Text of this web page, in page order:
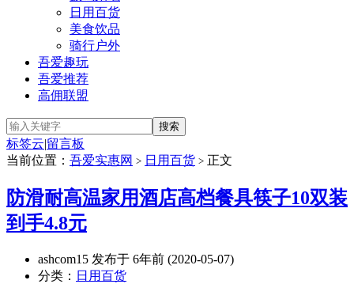
日用百货
美食饮品
骑行户外
吾爱趣玩
吾爱推荐
高佣联盟
标签云|留言板
当前位置： 吾爱实惠网 > 日用百货 > 正文
防滑耐高温家用酒店高档餐具筷子10双装
到手4.8元
ashcom15 发布于 6年前 (2020-05-07)
分类： 日用百货